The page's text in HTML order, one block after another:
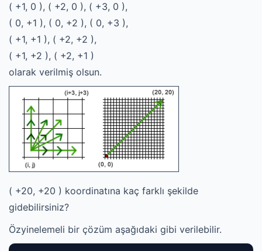
( +1, 0 ), ( +2, 0 ), ( +3, 0 ),
( 0, +1 ), ( 0, +2 ), ( 0, +3 ),
( +1, +1 ), ( +2, +2 ),
( +1, +2 ), ( +2, +1 )
olarak verilmiş olsun.
( +20, +20 ) koordinatına kaç farklı şekilde
gidebilirsiniz?
Özyinelemeli bir çözüm aşağıdaki gibi verilebilir.